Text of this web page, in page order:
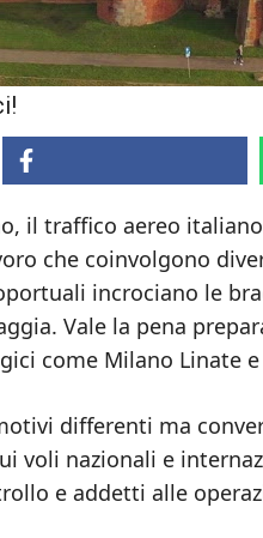
il traffico aereo
che coinvolgono
incrociano le
Vale la pena
come Milano Linate e
differenti ma
voli nazionali e
e addetti alle